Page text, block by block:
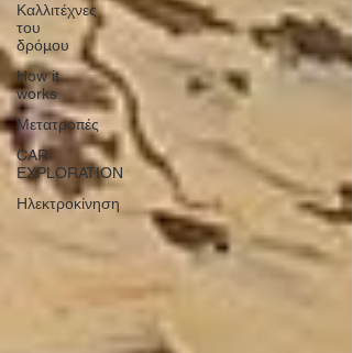
Καλλιτέχνες
του
δρόμου
How it
works
Μετατροπές
CAR
EXPLORATION
Ηλεκτροκίνηση